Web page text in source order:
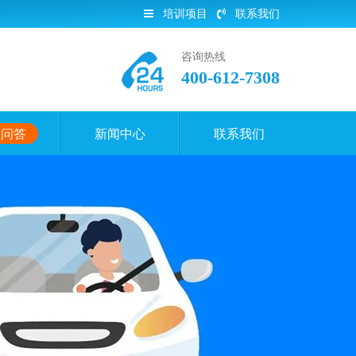
培训项目 联系我们
咨询热线
400-612-7308
答 新闻中心 联系我们